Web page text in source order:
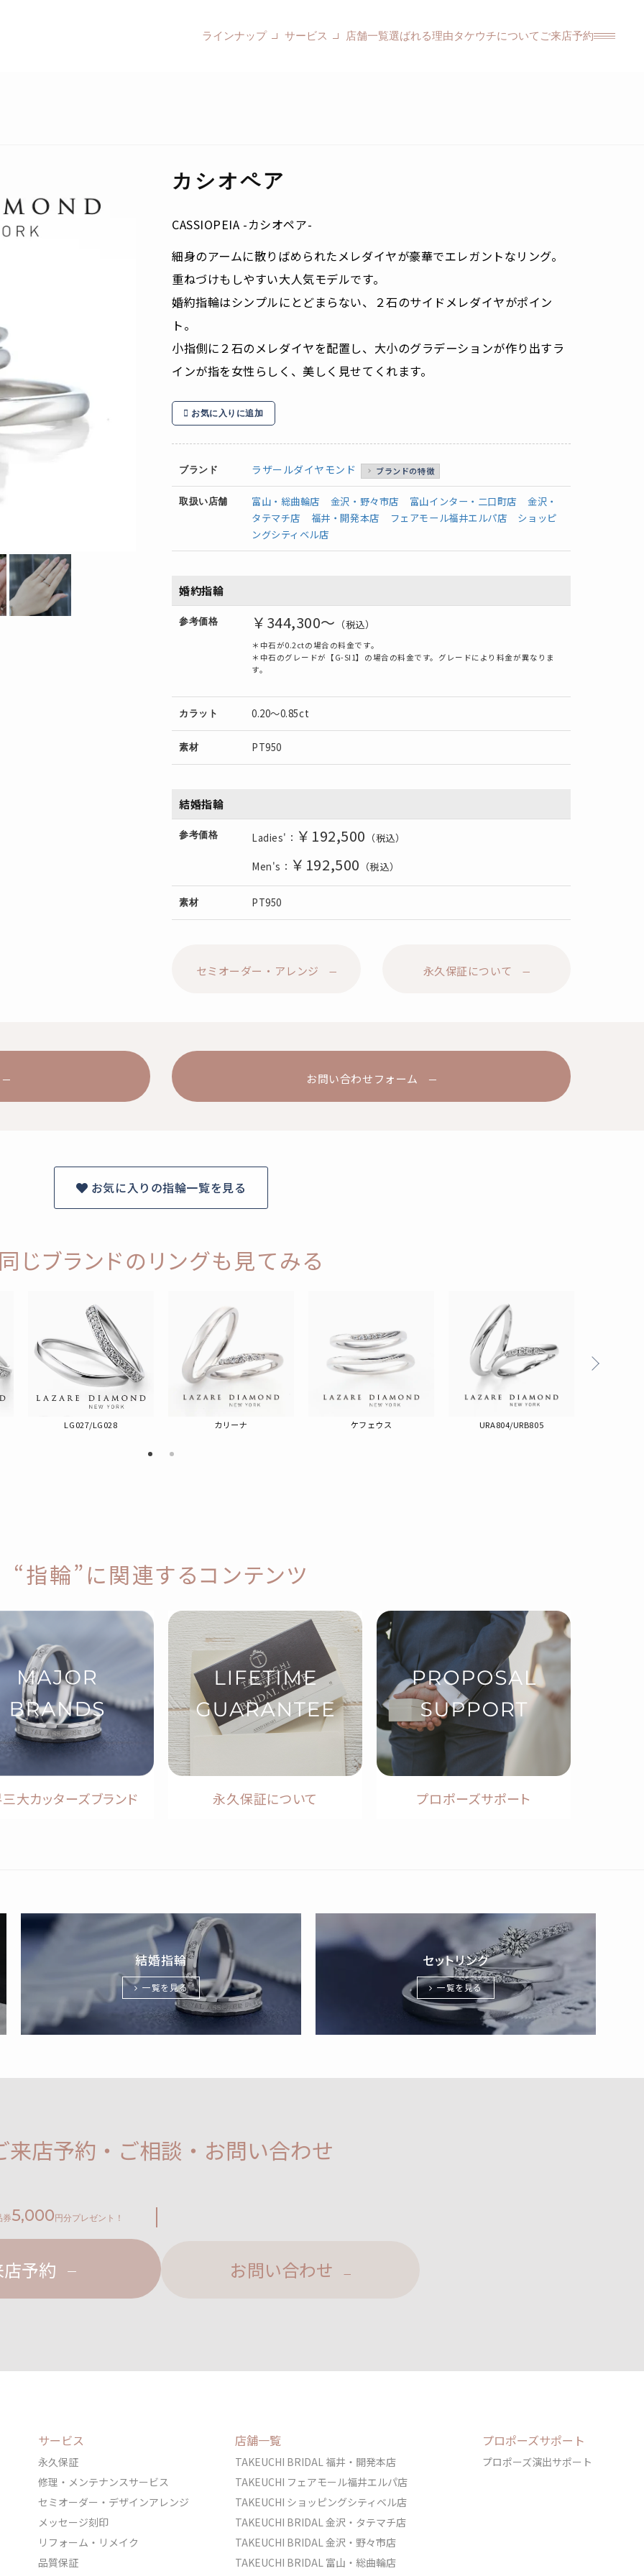
ラインナップ サービス 店舗一覧選ばれる理由タケウチについて ご来店予約
カシオペア
CASSIOPEIA -カシオペア-
細身のアームに散りばめられたメレダイヤが豪華でエレガントなリング。
重ねづけもしやすい大人気モデルです。
婚約指輪はシンプルにとどまらない、２石のサイドメレダイヤがポイン
ト。
小指側に２石のメレダイヤを配置し、大小のグラデーションが作り出すラ
インが指を女性らしく、美しく見せてくれます。
お気に入りに追加
ブランド ラザールダイヤモンド ブランドの特徴
取扱い店舗 富山・総曲輪店 金沢・野々市店 富山インター・二口町店
金沢・
タテマチ店
福井・開発本店 フェアモール福井エルパ店
ショッピ
ングシティベル店
婚約指輪
参考価格 ￥344,300～ （税込）
＊中石が0.2ctの場合の料金です。
＊中石のグレードが【G-SI1】の場合の料金です。グレードにより料金が異なりま
す。
カラット 0.20～0.85ct
素材 PT950
結婚指輪
参考価格 Ladies'： ￥192,500 （税込）
Men's： ￥192,500 （税込）
素材 PT950
セミオーダー・アレンジ 永久保証について
お問い合わせフォーム
お気に入りの指輪一覧を見る
同じブランドのリングも見てみる
LG027/LG028 カリーナ ケフェウス URA804/URB805
“指輪”に関連するコンテンツ
大カッターズブランド 永久保証について プロポーズサポート
結婚指輪
一覧を見る
セットリング
一覧を見る
来店予約・ご相談・お問い合わせ
券5,000円分プレゼント！
予約 お問い合わせ
サービス
永久保証
修理・メンテナンスサービス
セミオーダー・デザインアレンジ
メッセージ刻印
リフォーム・リメイク
品質保証
店舗一覧
TAKEUCHI BRIDAL 福井・開発本店
TAKEUCHI フェアモール福井エルパ店
TAKEUCHI ショッピングシティベル店
TAKEUCHI BRIDAL 金沢・タテマチ店
TAKEUCHI BRIDAL 金沢・野々市店
TAKEUCHI BRIDAL 富山・総曲輪店
プロポーズサポート
プロポーズ演出サポート